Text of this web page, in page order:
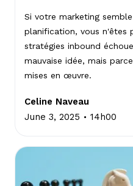
Si votre marketing
planification, vous n'êtes
stratégies inbound
mauvaise idée, mais
mises en œuvre.
Celine Naveau
June 3, 2025 . 14h00